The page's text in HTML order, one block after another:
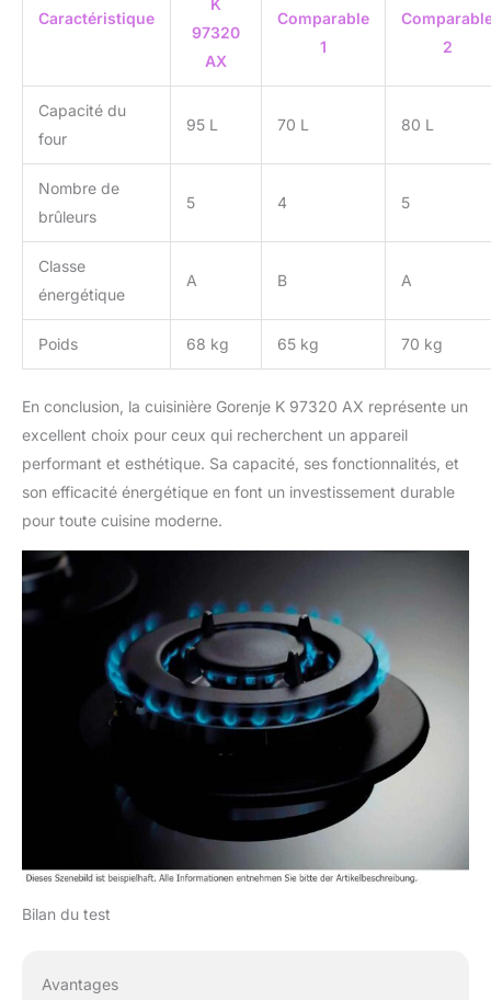
Caractéristique
K
97320
AX
Comparable
1
2
Capacité du
four
95 L 70 L 80 L
Nombre de
brûleurs
5 4 5
Classe
énergétique
A B A
Poids 68 kg 65 kg 70 kg
En conclusion, la cuisinière Gorenje K 97320 AX représente un
excellent choix pour ceux qui recherchent un appareil
performant et esthétique. Sa capacité, ses fonctionnalités, et
son efficacité énergétique en font un investissement durable
pour toute cuisine moderne.
Bilan du test
Avantages